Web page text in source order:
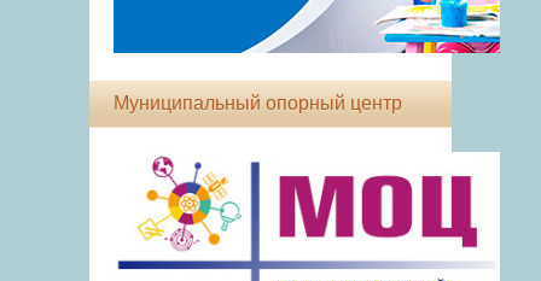
Муниципальный опорный центр